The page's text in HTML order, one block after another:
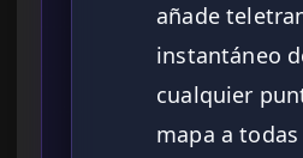
añade
instantáneo
cualquier
mapa a